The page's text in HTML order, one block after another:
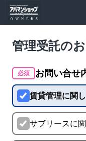
管理受託の
必須 お問い合せ
賃貸管理に関
サブリースに